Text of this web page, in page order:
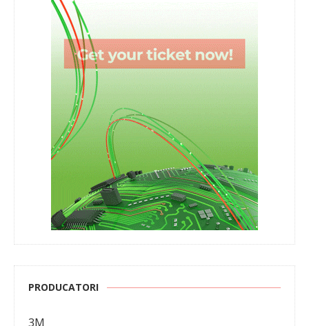
PRODUCATORI
3M